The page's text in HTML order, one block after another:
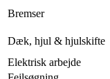
Bremser
Dæk, hjul & hjulskifte
Elektrisk arbejde